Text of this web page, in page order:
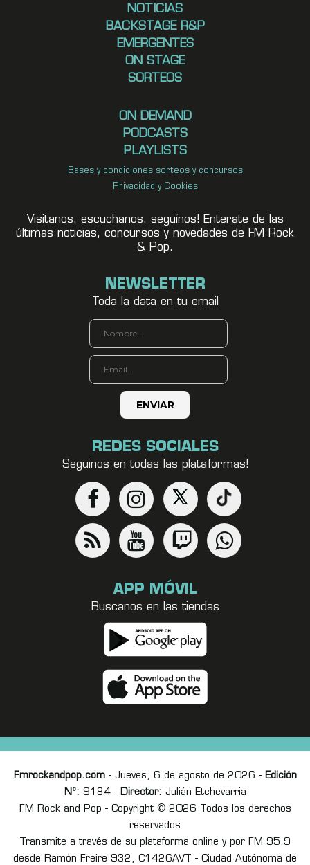
NOTICIAS
BACKSTAGE R&P
EMERGENTES
ON STAGE
SORTEOS
ON DEMAND
PODCASTS
PLAYLISTS
Bases y condiciones sorteos y concursos
Privacidad y Cookies
Visitanos, escuchanos, seguínos! Enterate de las
últimas noticias, concursos y novedades de FM Rock
& Pop.
NEWSLETTER
Toda la data en tu email
REDES SOCIALES
Seguinos en todas las plataformas!
APP MÓVIL
Buscanos en las tiendas
Fmrockandpop.com- Jueves, 6 de agosto de 2026 - Edición
Nº: 9184 - Director: Julián Etchevarria
FM Rock and Pop - Copyright © 2026 Todos los derechos
reservados
Transmite a través de su plataforma online y por FM 95.9
desde Ramón Freire 932, C1426AVT - Ciudad Autónoma de